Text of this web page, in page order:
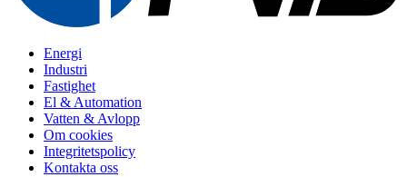
Energi
Industri
Fastighet
El & Automation
Vatten & Avlopp
Om cookies
Integritetspolicy
Kontakta oss